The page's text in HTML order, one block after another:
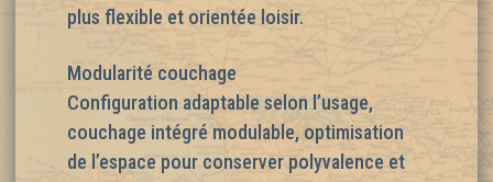
plus flexible et orientée loisir.
Modularité couchage
Configuration adaptable selon l’usage,
couchage intégré modulable, optimisation
de l’espace pour conserver polyvalence et